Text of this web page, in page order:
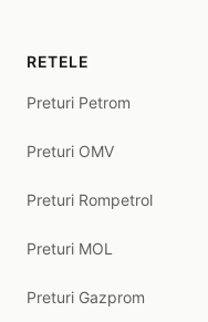
RETELE
Preturi Petrom
Preturi OMV
Preturi Rompetrol
Preturi MOL
Preturi Gazprom